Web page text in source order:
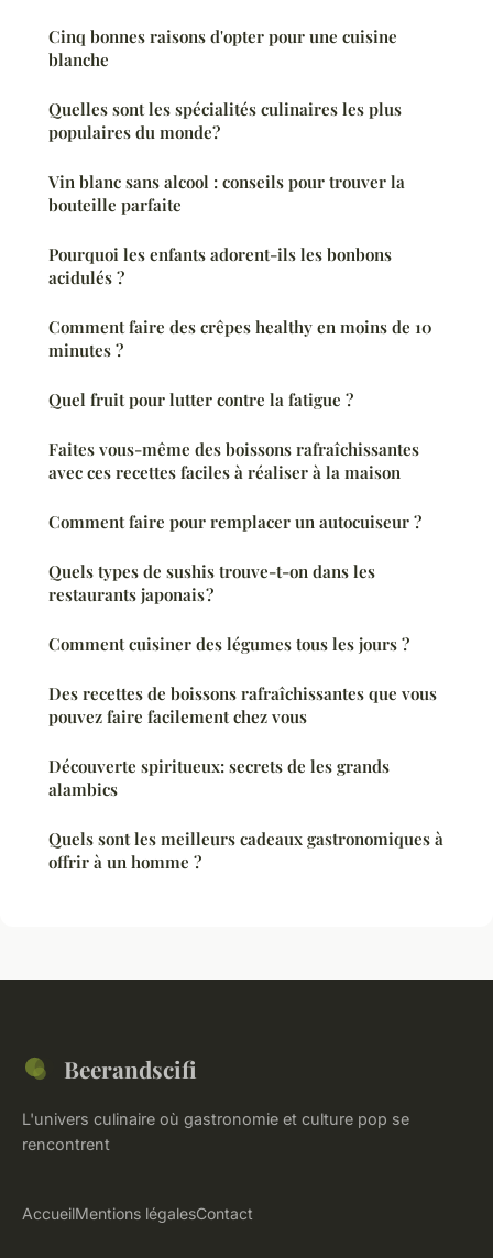
Cinq bonnes raisons d'opter pour une cuisine
blanche
Quelles sont les spécialités culinaires les plus
populaires du monde?
Vin blanc sans alcool : conseils pour trouver la
bouteille parfaite
Pourquoi les enfants adorent-ils les bonbons
acidulés ?
Comment faire des crêpes healthy en moins de 10
minutes ?
Quel fruit pour lutter contre la fatigue ?
Faites vous-même des boissons rafraîchissantes
avec ces recettes faciles à réaliser à la maison
Comment faire pour remplacer un autocuiseur ?
Quels types de sushis trouve-t-on dans les
restaurants japonais ?
Comment cuisiner des légumes tous les jours ?
Des recettes de boissons rafraîchissantes que vous
pouvez faire facilement chez vous
Découverte spiritueux: secrets de les grands
alambics
Quels sont les meilleurs cadeaux gastronomiques à
offrir à un homme ?
Beerandscifi
L'univers culinaire où gastronomie et culture pop se
rencontrent
AccueilMentions légalesContact